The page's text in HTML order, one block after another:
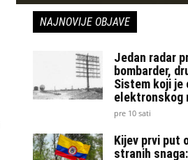
NAJNOVIJE OBJAVE
Jedan radar
bombarder,
Sistem koji je
elektronskog
pre 10 sati
Kijev prvi put
stranih